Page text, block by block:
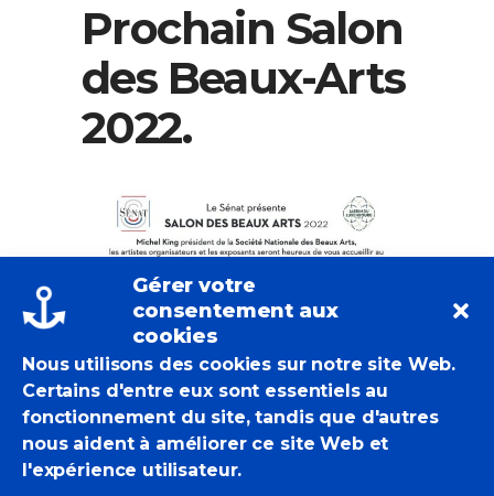
Gérer votre
consentement aux
cookies
Nous utilisons des cookies sur notre site Web.
Certains d'entre eux sont essentiels au
fonctionnement du site, tandis que d'autres
nous aident à améliorer ce site Web et
l'expérience utilisateur.
Prochain Salon
des Beaux-Arts
2022.